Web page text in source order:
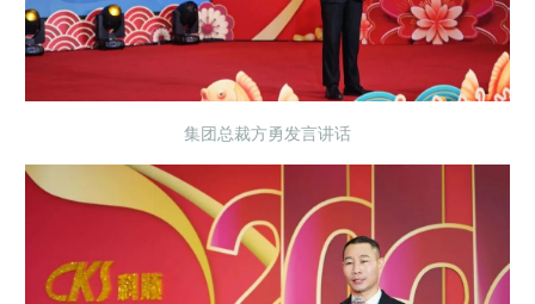
集团总裁方勇发言讲话